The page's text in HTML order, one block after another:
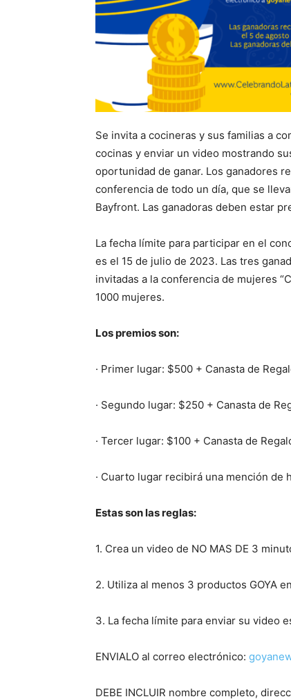
Se invita a cocineras y sus familias a
cocinas y enviar un video mostrando
oportunidad de ganar. Los ganadores
conferencia de todo un día, que se
Bayfront. Las ganadoras deben estar
La fecha límite para participar en el
es el 15 de julio de 2023. Las tres
invitadas a la conferencia de mujeres
1000 mujeres.
Los premios son:
· Primer lugar: $500 + Canasta de
· Segundo lugar: $250 + Canasta de
· Tercer lugar: $100 + Canasta de
· Cuarto lugar recibirá una mención de
Estas son las reglas:
1. Crea un video de NO MAS DE 3
2. Utiliza al menos 3 productos GOYA
3. La fecha límite para enviar su video
ENVIALO al correo electrónico:
DEBE INCLUIR nombre completo,